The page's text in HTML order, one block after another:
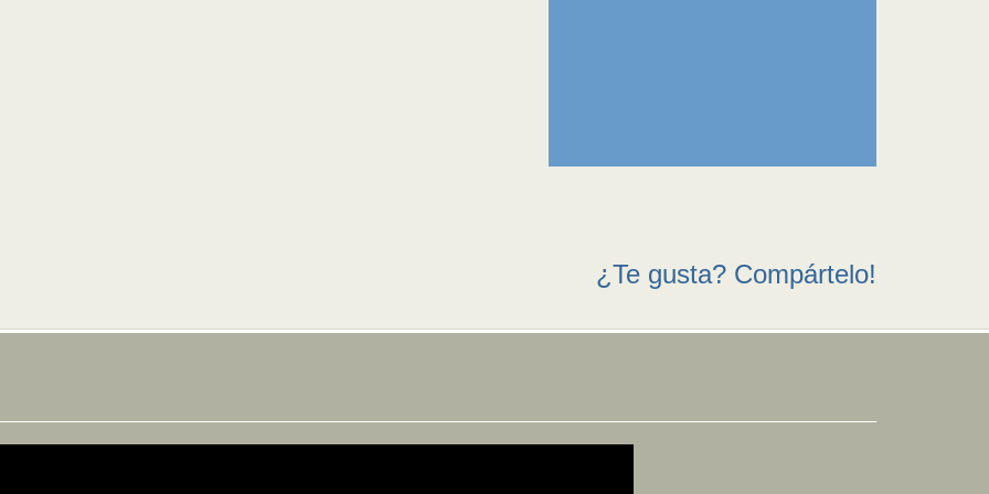
¿Te gusta? Compártelo!